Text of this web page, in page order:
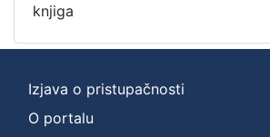
knjiga
Izjava o pristupačnosti
O portalu